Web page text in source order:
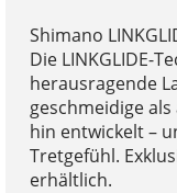
Shimano
Die LINKGLIDE-
herausragende
geschmeidige
hin entwickelt –
Tretgefühl.
erhältlich.